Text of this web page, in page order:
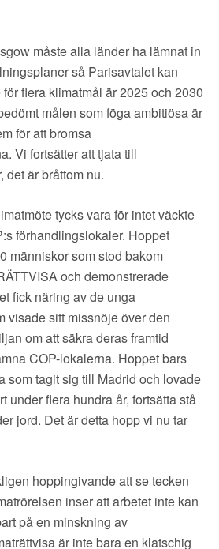
måste alla länder ha lämnat in
så Parisavtalet kan
flera klimatmål är 2025 och 2030
målen som föga ambitiösa är
för att bromsa
Vi fortsätter att tjata till
det är bråttom nu.
tycks vara för intet väckte
förhandlingslokaler. Hoppet
människor som stod bakom
och demonstrerade
fick näring av de unga
visade sitt missnöje över den
om att säkra deras framtid
COP-lokalerna. Hoppet bars
som tagit sig till Madrid och lovade
under flera hundra år, fortsätta stå
jord. Det är detta hopp vi nu tar
hoppingivande att se tecken
inser att arbetet inte kan
på en minskning av
är inte bara en klatschig